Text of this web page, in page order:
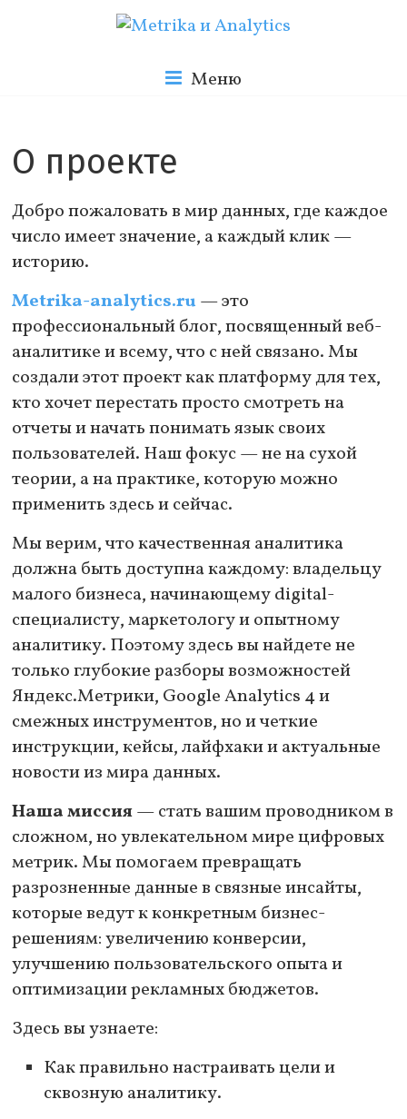
Metrika
и
Analytics
Блог
веб
аналитике
Меню
О проекте
Добро пожаловать в мир данных, где каждое
число имеет значение, а каждый клик —
историю.
Metrika-analytics.ru — это
профессиональный блог, посвященный веб-
аналитике и всему, что с ней связано. Мы
создали этот проект как платформу для тех,
кто хочет перестать просто смотреть на
отчеты и начать понимать язык своих
пользователей. Наш фокус — не на сухой
теории, а на практике, которую можно
применить здесь и сейчас.
Мы верим, что качественная аналитика
должна быть доступна каждому: владельцу
малого бизнеса, начинающему digital-
специалисту, маркетологу и опытному
аналитику. Поэтому здесь вы найдете не
только глубокие разборы возможностей
Яндекс.Метрики, Google Analytics 4 и
смежных инструментов, но и четкие
инструкции, кейсы, лайфхаки и актуальные
новости из мира данных.
Наша миссия— стать вашим проводником в
сложном, но увлекательном мире цифровых
метрик. Мы помогаем превращать
разрозненные данные в связные инсайты,
которые ведут к конкретным бизнес-
решениям: увеличению конверсии,
улучшению пользовательского опыта и
оптимизации рекламных бюджетов.
Здесь вы узнаете:
Как правильно настраивать цели и
сквозную аналитику.